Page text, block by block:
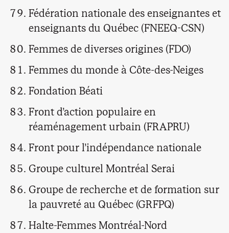
Fédération nationale des enseignantes et
enseignants du Québec (FNEEQ-CSN)
Femmes de diverses origines (FDO)
Femmes du monde à Côte-des-Neiges
Fondation Béati
Front d’action populaire en
réaménagement urbain (FRAPRU)
Front pour l’indépendance nationale
Groupe culturel Montréal Serai
Groupe de recherche et de formation sur
la pauvreté au Québec (GRFPQ)
Halte-Femmes Montréal-Nord